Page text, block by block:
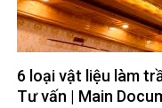
6 loại vật liệu làm
Tư vấn | Main